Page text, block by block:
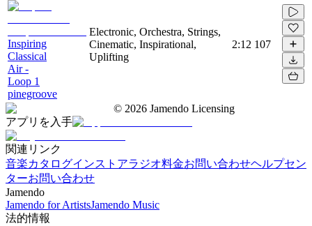
Inspiring
Classical
Air -
Loop 1
pinegroove
Electronic, Orchestra, Strings,
Cinematic, Inspirational,
Uplifting
2:12 107
© 2026 Jamendo Licensing
アプリを入手
関連リンク
音楽カタログインストアラジオ料金お問い合わせヘルプセン
ターお問い合わせ
Jamendo
Jamendo for ArtistsJamendo Music
法的情報